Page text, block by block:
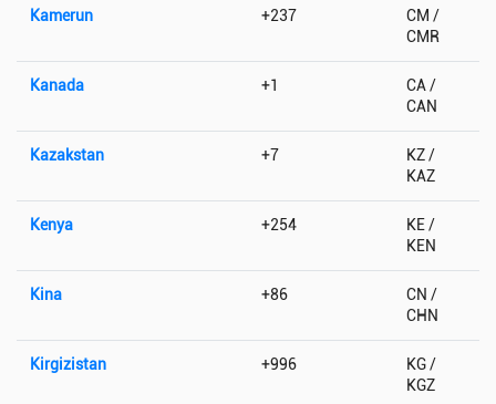
Kamerun +237
CM /
CMR
Kanada +1
CA /
CAN
Kazakstan +7
KZ /
KAZ
Kenya +254
KE /
KEN
Kina +86
CN /
CHN
Kirgizistan +996
KG /
KGZ